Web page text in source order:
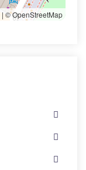
| © OpenStreetMap